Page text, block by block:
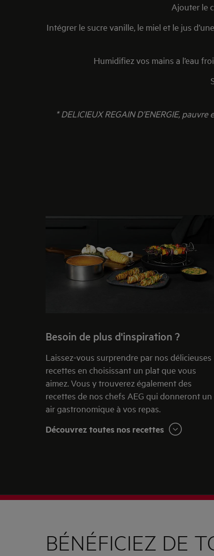
Ajouter le
Intégrer le sucre vanille, le miel et le jus
Humidifiez vos mains a l’eau
* DELICIEUX REGAIN D’ENERGIE,
Besoin de plus d'inspiration ?
Laissez-vous surprendre par nos délicieuses
recettes en choisissant un plat que vous
aimez. Vous y trouverez également des
recettes de nos chefs AEG qui donneront un
air gastronomique à vos repas.
Découvrez toutes nos recettes
BÉNÉFICIEZ DE